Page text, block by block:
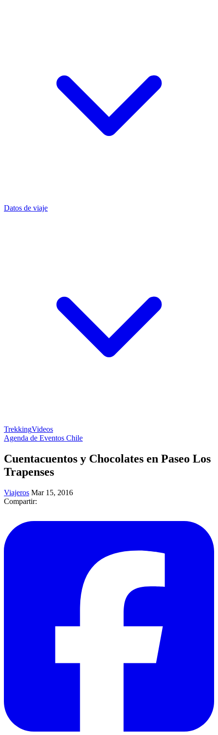
Datos de viaje
TrekkingVideos
Agenda de Eventos Chile
Cuentacuentos y Chocolates en Paseo Los
Trapenses
Viajeros Mar 15, 2016
Compartir: